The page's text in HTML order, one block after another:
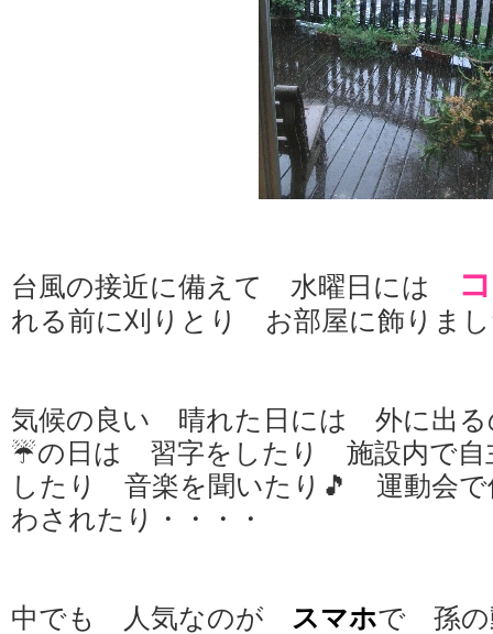
台風の接近に備えて 水曜日には
れる前に刈りとり お部屋に飾りま
気候の良い 晴れた日には 外に出
☔の日は 習字をしたり 施設内で自
したり 音楽を聞いたり🎵 運動会で
わされたり・・・・
中でも 人気なのが スマホで 孫